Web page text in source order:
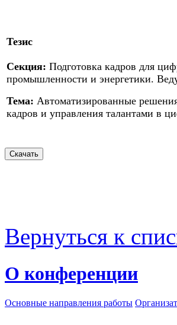
Тезис
Секция: Подготовка кадров для
промышленности и энергетики.
Тема: Автоматизированные
кадров и управления талантами в
Вернуться к
О конференции
Основные направления работы